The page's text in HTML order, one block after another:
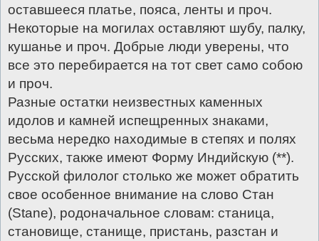
оставшееся платье, пояса, ленты и проч.
Некоторые на могилах оставляют шубу, палку,
кушанье и проч. Добрые люди уверены, что
все это перебирается на тот свет само собою
и проч.
Разные остатки неизвестных каменных
идолов и камней испещренных знаками,
весьма нередко находимые в степях и полях
Русских, также имеют Форму Индийскую (**).
Русской филолог столько же может обратить
свое особенное внимание на слово Стан
(Stanе), родоначальное словам: станица,
становище, станище, пристань, разстан и